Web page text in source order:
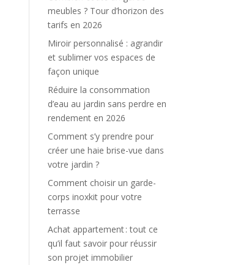
meubles ? Tour d’horizon des
tarifs en 2026
Miroir personnalisé : agrandir
et sublimer vos espaces de
façon unique
Réduire la consommation
d’eau au jardin sans perdre en
rendement en 2026
Comment s’y prendre pour
créer une haie brise-vue dans
votre jardin ?
Comment choisir un garde-
corps inoxkit pour votre
terrasse
Achat appartement : tout ce
qu’il faut savoir pour réussir
son projet immobilier